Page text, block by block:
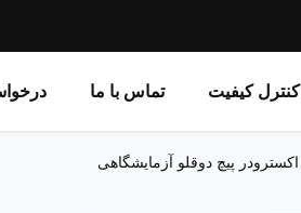
کنترل کیفیت تماس با ما